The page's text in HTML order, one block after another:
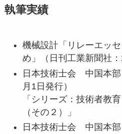
執筆実績
機械設計「リレーエッ
め」（日刊工業新聞社：
日本技術士会 中国本
月1日発行）
「シリーズ：技術者教
（その２）」
日本技術士会 中国本